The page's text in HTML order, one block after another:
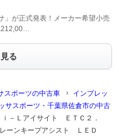
」が正式発表！メーカー希望小売
る
スポーツの中古車
インプレッ
サスポーツ・千葉県佐倉市の中古
－Ｌアイサイト ＥＴＣ２．
ーンキープアシスト ＬＥＤ